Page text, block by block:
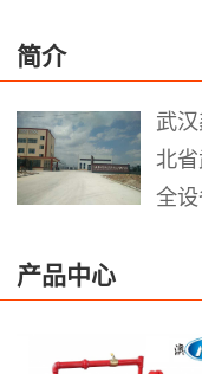
简介
武
北
全
专
产品中心